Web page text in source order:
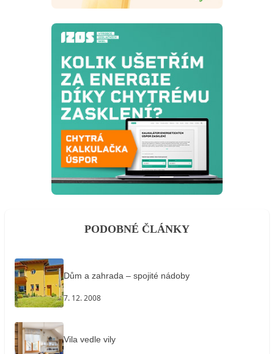
PODOBNÉ ČLÁNKY
Dům a zahrada – spojité nádoby
7. 12. 2008
Vila vedle vily